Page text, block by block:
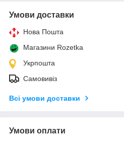
Умови доставки
Нова Пошта
Магазини Rozetka
Укрпошта
Самовивіз
Всі умови доставки
Умови оплати